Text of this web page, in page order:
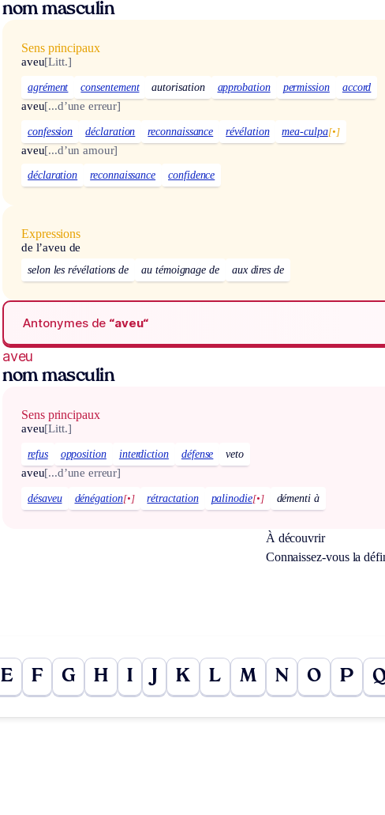
nom masculin
Sens principaux
aveu[Litt.]
agrément consentement autorisation approbation permission accord
aveu[...d’une erreur]
confession déclaration reconnaissance révélation mea-culpa[•]
aveu[...d’un amour]
déclaration reconnaissance confidence
Expressions
de l’aveu de
selon les révélations de au témoignage de aux dires de
Antonymes de “aveu“
aveu
nom masculin
Sens principaux
aveu[Litt.]
refus opposition interdiction défense veto
aveu[...d’une erreur]
désaveu dénégation[•] rétractation palinodie[•] démenti à
À découvrir
Connaissez-vous la
E F G H I K L M N O P